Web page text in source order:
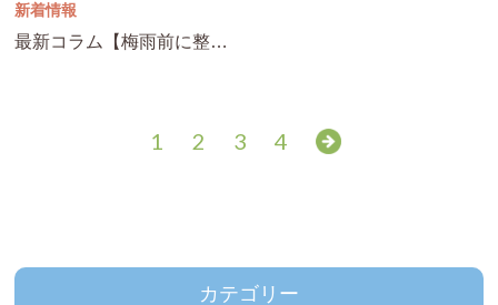
新着情報
最新コラム【梅雨前に整えたい自律神経と体調管理】を公開！
1 2 3 4
カテゴリー